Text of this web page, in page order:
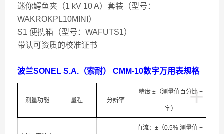
迷你鳄鱼夹（1 kV 10 A）套装（型号：
WAKROKPL10MINI）
S1 便携箱（型号：WAFUTS1）
带认可资质的校准证书
波兰SONEL S.A.（索耐） CMM-10数字万用表规格
+
测量功能 量程 分辨率
精度 ±（测量值百分比 +
字）
直流：±（0.5% 测量值 +